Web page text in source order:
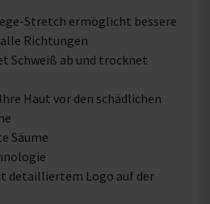
Stretch ermöglicht bessere
Richtungen
Schweiß ab und trocknet
Haut vor den schädlichen
Säume
detailliertem Logo auf der